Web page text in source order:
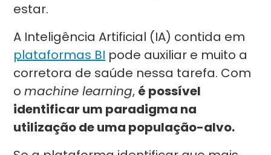
estar.
A Inteligência Artificial (IA) contida em
plataformas BI pode auxiliar e muito a
corretora de saúde nessa tarefa. Com
omachine learning, é possível
identificar um paradigma na
utilização de uma população-alvo.